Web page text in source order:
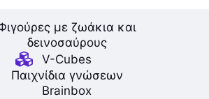
με ζωάκια και
δεινοσαύρους
V-Cubes
Παιχνίδια γνώσεων
Brainbox